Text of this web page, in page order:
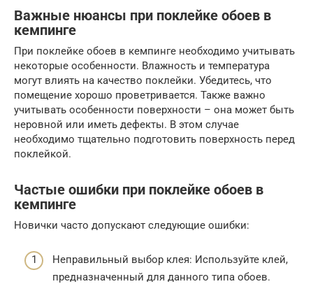
Важные нюансы при поклейке обоев в
кемпинге
При поклейке обоев в кемпинге необходимо учитывать
некоторые особенности. Влажность и температура
могут влиять на качество поклейки. Убедитесь, что
помещение хорошо проветривается. Также важно
учитывать особенности поверхности – она может быть
неровной или иметь дефекты. В этом случае
необходимо тщательно подготовить поверхность перед
поклейкой.
Частые ошибки при поклейке обоев в
кемпинге
Новички часто допускают следующие ошибки:
Неправильный выбор клея: Используйте клей,
предназначенный для данного типа обоев.